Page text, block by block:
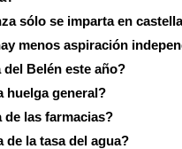
sólo se imparta en
menos aspiración
del Belén este año?
huelga general?
de las farmacias?
de la tasa del agua?